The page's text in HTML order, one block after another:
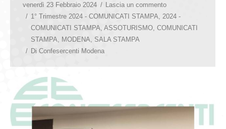
venerdì 23 Febbraio 2024
Lascia un commento
1° Trimestre 2024 - COMUNICATI STAMPA
2024 -
COMUNICATI STAMPA ASSOTURISMO COMUNICATI
STAMPA
MODENA
SALA STAMPA
Di Confesercenti Modena